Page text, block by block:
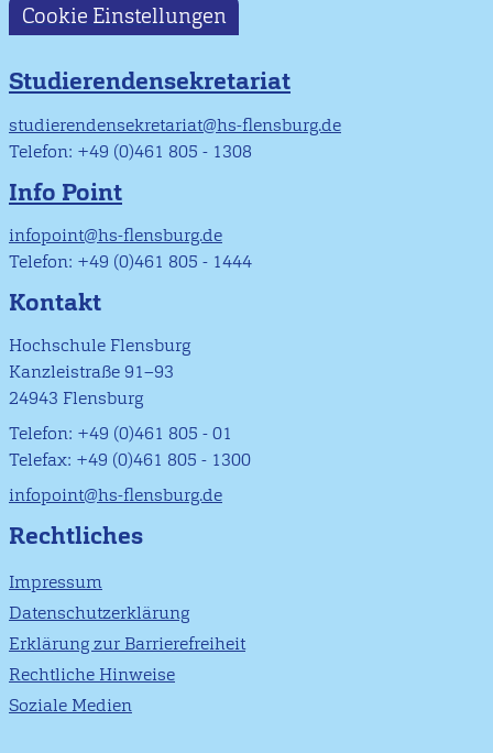
Cookie Einstellungen
Studierendensekretariat
studierendensekretariat@hs-flensburg.de
Telefon: +49 (0)461 805 - 1308
Info Point
infopoint@hs-flensburg.de
Telefon: +49 (0)461 805 - 1444
Kontakt
Hochschule Flensburg
Kanzleistraße 91–93
24943 Flensburg
Telefon: +49 (0)461 805 - 01
Telefax: +49 (0)461 805 - 1300
infopoint@hs-flensburg.de
Rechtliches
Impressum
Datenschutzerklärung
Erklärung zur Barrierefreiheit
Rechtliche Hinweise
Soziale Medien